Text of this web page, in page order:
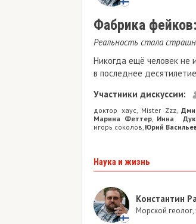
Фабрика
Реальность стала
Никогда ещё человек не
в последнее
Участники дискуссии:
доктор хаус, Mister Zzz,
Марина Феттер, Инна
игорь соколов, Юрий
Наука и жизнь
Константин
Морской геолог,